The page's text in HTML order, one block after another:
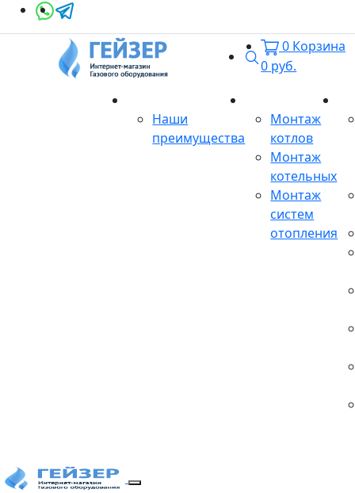
Поиск
0 Корзина
0 руб.
Наши
преимущества
Монтаж
котлов
Монтаж
котельных
Монтаж
систем
отопления